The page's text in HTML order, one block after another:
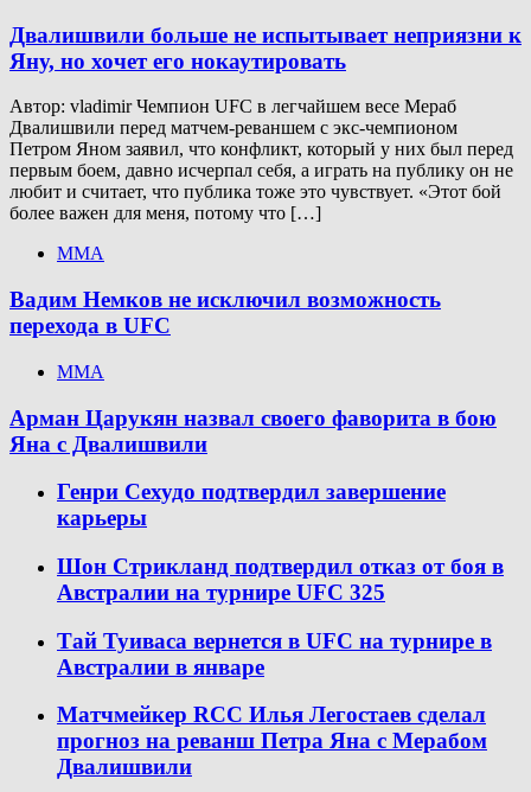
Двалишвили больше не испытывает неприязни к
Яну, но хочет его нокаутировать
Автор: vladimir Чемпион UFC в легчайшем весе Мераб
Двалишвили перед матчем-реваншем с экс-чемпионом
Петром Яном заявил, что конфликт, который у них был перед
первым боем, давно исчерпал себя, а играть на публику он не
любит и считает, что публика тоже это чувствует. «Этот бой
более важен для меня, потому что […]
ММА
Вадим Немков не исключил возможность
перехода в UFC
ММА
Арман Царукян назвал своего фаворита в бою
Яна с Двалишвили
Генри Сехудо подтвердил завершение
карьеры
Шон Стрикланд подтвердил отказ от боя в
Австралии на турнире UFC 325
Тай Туиваса вернется в UFC на турнире в
Австралии в январе
Матчмейкер RCC Илья Легостаев сделал
прогноз на реванш Петра Яна с Мерабом
Двалишвили